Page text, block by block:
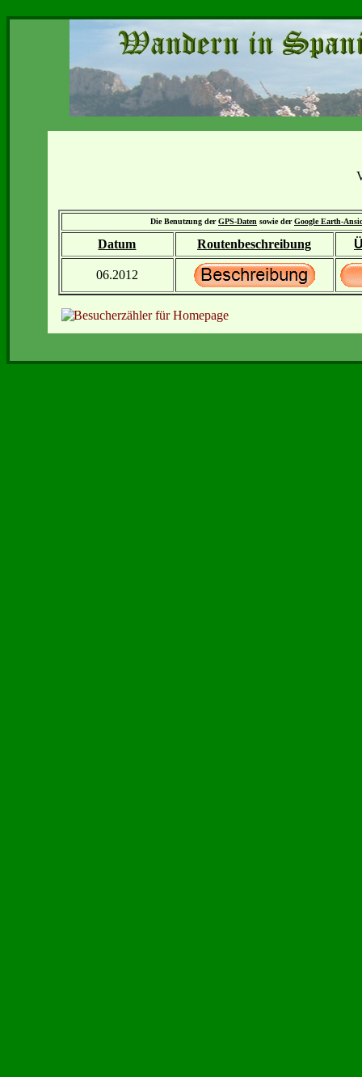
Die Benutzung derGPS-Daten sowie derGoogle Earth-
Datum Routenbeschreibung
06.2012